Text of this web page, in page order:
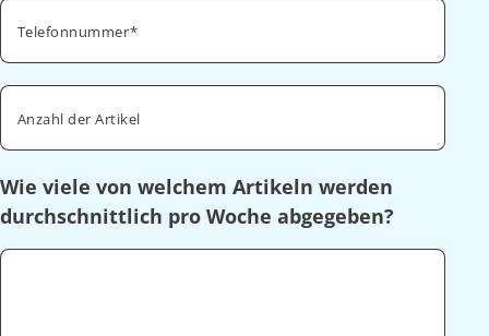
Telefonnummer
Anzahl der Artikel
Wie viele von welchem Artikeln werden
durchschnittlich pro Woche abgegeben?